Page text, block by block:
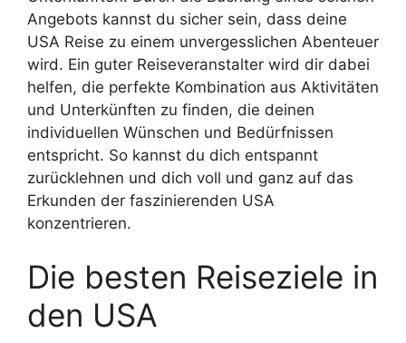
Angebots kannst du sicher sein, dass deine
USA Reise zu einem unvergesslichen Abenteuer
wird. Ein guter Reiseveranstalter wird dir dabei
helfen, die perfekte Kombination aus Aktivitäten
und Unterkünften zu finden, die deinen
individuellen Wünschen und Bedürfnissen
entspricht. So kannst du dich entspannt
zurücklehnen und dich voll und ganz auf das
Erkunden der faszinierenden USA
konzentrieren.
Die besten Reiseziele in
den USA